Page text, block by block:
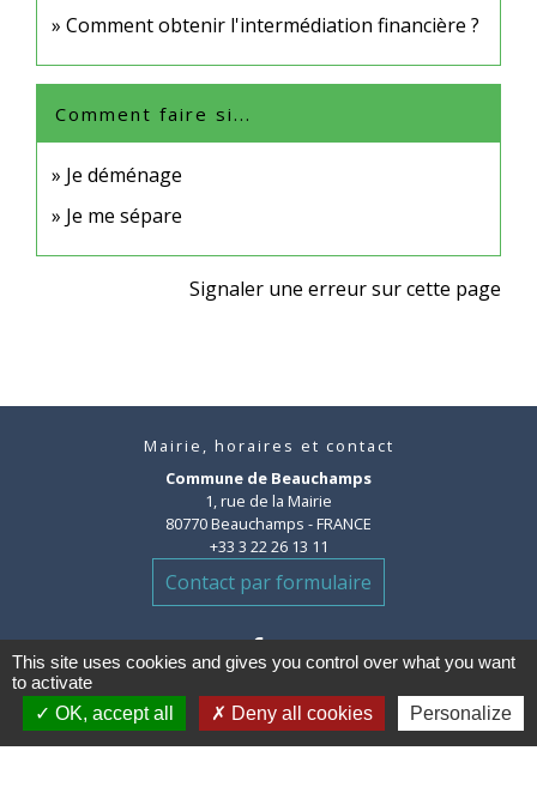
Comment obtenir l'intermédiation financière ?
Comment faire si...
Je déménage
Je me sépare
Signaler une erreur sur cette page
Mairie, horaires et contact
Commune de Beauchamps
1, rue de la Mairie
80770 Beauchamps - FRANCE
+33 3 22 26 13 11
Contact par formulaire
This site uses cookies and gives you control over what you want
to activate
OK, accept all
Deny all cookies Personalize